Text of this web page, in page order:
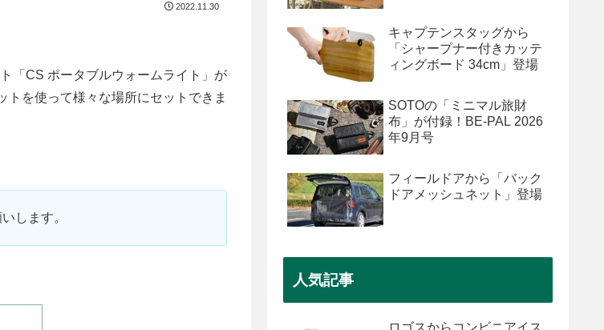
2022.11.30
「CS ポータブルウォームライト」が
を使って様々な場所にセットできま
します。
キャプテンスタッグから
「シャープナー付きカッテ
ィングボード 34cm」登場
SOTOの「ミニマル旅財
布」が付録！BE-PAL 2026
年9月号
フィールドアから「バック
ドアメッシュネット」登場
人気記事